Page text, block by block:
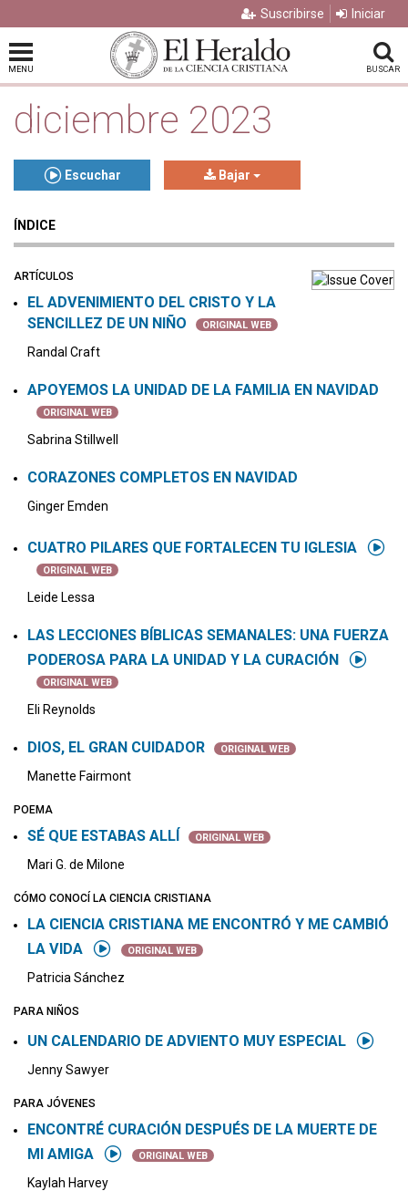
Suscribirse Iniciar
MENU BUSCAR
diciembre 2023
Escuchar Bajar
Click to play or pause the audio
ÍNDICE
ARTÍCULOS
EL ADVENIMIENTO DEL CRISTO Y LA
SENCILLEZ DE UN NIÑO
ORIGINAL WEB
Randal Craft
APOYEMOS LA UNIDAD DE LA FAMILIA EN NAVIDAD
ORIGINAL WEB
Sabrina Stillwell
CORAZONES COMPLETOS EN NAVIDAD
Ginger Emden
CUATRO PILARES QUE FORTALECEN TU IGLESIA
ORIGINAL WEB
Leide Lessa
LAS LECCIONES BÍBLICAS SEMANALES: UNA FUERZA
PODEROSA PARA LA UNIDAD Y LA CURACIÓN
ORIGINAL WEB
Eli Reynolds
DIOS, EL GRAN CUIDADOR ORIGINAL WEB
Manette Fairmont
POEMA
SÉ QUE ESTABAS ALLÍ ORIGINAL WEB
Mari G. de Milone
CÓMO CONOCÍ LA CIENCIA CRISTIANA
LA CIENCIA CRISTIANA ME ENCONTRÓ Y ME CAMBIÓ
LA VIDA
ORIGINAL WEB
Patricia Sánchez
PARA NIÑOS
UN CALENDARIO DE ADVIENTO MUY ESPECIAL
Jenny Sawyer
PARA JÓVENES
ENCONTRÉ CURACIÓN DESPUÉS DE LA MUERTE DE
MI AMIGA
ORIGINAL WEB
Kaylah Harvey